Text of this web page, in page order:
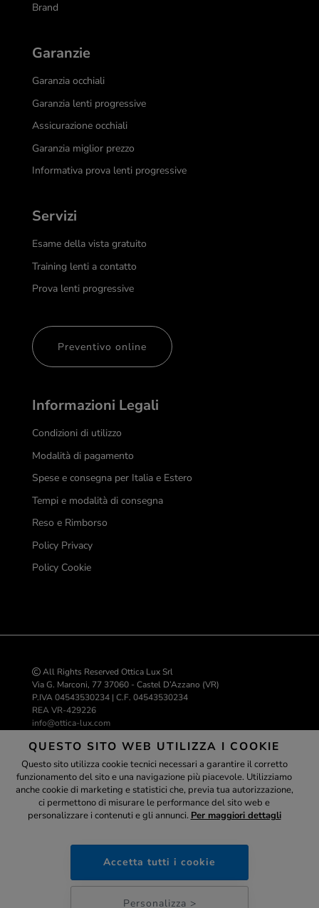
Brand
Garanzie
Garanzia occhiali
Garanzia lenti progressive
Assicurazione occhiali
Garanzia miglior prezzo
Informativa prova lenti progressive
Servizi
Esame della vista gratuito
Training lenti a contatto
Prova lenti progressive
Preventivo online
Informazioni Legali
Condizioni di utilizzo
Modalità di pagamento
Spese e consegna per Italia e Estero
Tempi e modalità di consegna
Reso e Rimborso
Policy Privacy
Policy Cookie
All Rights Reserved Ottica Lux Srl
Via G. Marconi, 77 37060 - Castel D’Azzano (VR)
P.IVA 04543530234 | C.F. 04543530234
REA VR-429226
info@ottica-lux.com
Realizzazione e-commerce Colombo 3000
Assistente
ottica-lux.it
QUESTO SITO WEB UTILIZZA I COOKIE
Questo sito utilizza cookie tecnici necessari a garantire il corretto
funzionamento del sito e una navigazione più piacevole. Utilizziamo
anche cookie di marketing e statistici che, previa tua autorizzazione,
ci permettono di misurare le performance del sito web e
personalizzare i contenuti e gli annunci. Per maggiori dettagli
Accetta tutti i cookie
Personalizza >